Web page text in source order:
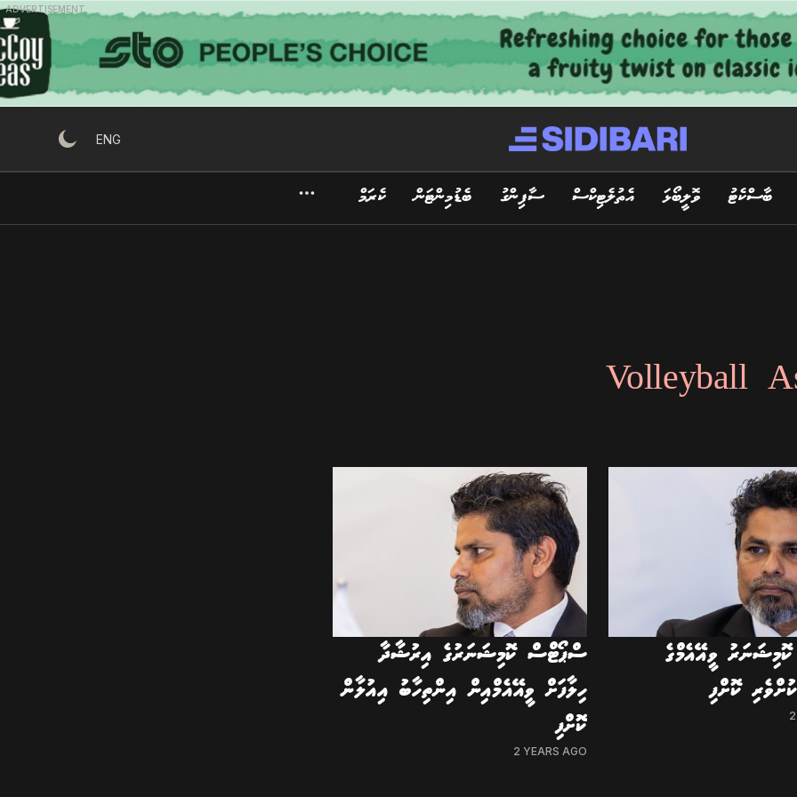
ADVERTISEMENT
ENG
ބާސްކެޓު ވޮލީބޯޅަ އެތުލެޓިކްސް ސާފިންގު ބެޑުމިންޓަން ކެރަމް
Volleyball
ވީއޭއެމްގެ
ކޮށްފި
ސްޕޯޓްސް ކޮމިޝަނަރުގެ އިރުޝާދާ
ހިލާފަށް ވީއޭއެމްއިން އިންތިހާބު އިއުލާން
ކޮށްފި
2 YEARS AGO